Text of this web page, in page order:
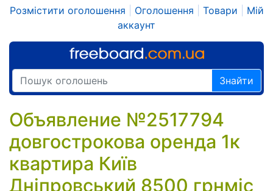
Розмістити оголошення Оголошення Товари
Мій
аккаунт
Знайти
Объявление №2517794
довгострокова оренда 1к
квартира Київ
Дніпровський 8500 грнміс